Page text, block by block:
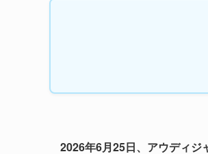
2026年6月25日、アウディ